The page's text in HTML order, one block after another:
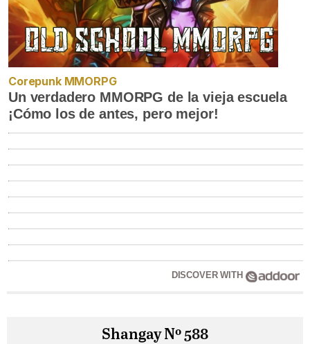
Corepunk MMORPG
Un verdadero MMORPG de la vieja escuela
¡Cómo los de antes, pero mejor!
DISCOVER WITH
Shangay Nº 588